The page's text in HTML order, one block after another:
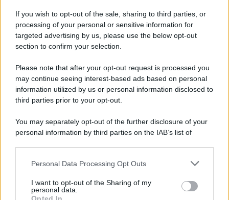
If you wish to opt-out of the sale, sharing to third parties, or
processing of your personal or sensitive information for
targeted advertising by us, please use the below opt-out
section to confirm your selection.
Please note that after your opt-out request is processed you
may continue seeing interest-based ads based on personal
information utilized by us or personal information disclosed to
third parties prior to your opt-out.
You may separately opt-out of the further disclosure of your
personal information by third parties on the IAB’s list of
This information may also be disclosed by us to third parties
disclose it to other third parties.
Personal Data Processing Opt Outs
I want to opt-out of the Sharing of my
personal data.
© 2026 - Pianeta Design - P.IVA 04827280654 - Testata
Registrata Al Tribunale Di Nocera Inferiore N. 8/2020 - RG N.
ISCRIZIONE AL ROC N. 35792 – ISCRITTA ALL’ANSO
(ASSOCIAZIONE NAZIONALE STAMPA ONLINE)
PREFERENZE PRIVACY